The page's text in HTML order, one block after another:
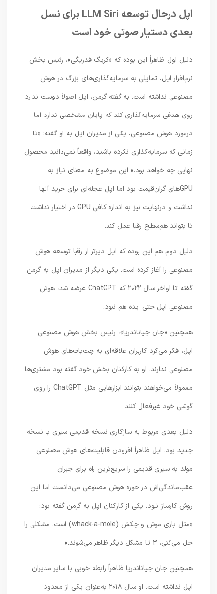
اپل درحال توسعه LLM Siri برای نسل
بعدی دستیار صوتی خود است
دلیل اول ظاهراً این بوده که «کریگ فدریگی»، رئیس بخش
نرم‌افزار اپل، تمایلی به سرمایه‌گذاری‌های بزرگ در هوش
مصنوعی نداشته است. به گفته گرمن، اپل اصولاً دوست ندارد
روی هدفی سرمایه‌گذاری کند که پایان مشخصی ندارد اما
درمورد هوش مصنوعی، یکی از مدیران اپل به او گفته: «تا
زمانی که سرمایه‌گذاری نکرده باشید، واقعاً نمی‌دانید محصول
نهایی چه خواهد بود.» این موضوع به معنای نیاز به
GPUهای گران‌قیمت بود اما اپل عجله‌ای برای خرید آنها
نداشت و درنهایت نیز به‌ اندازه کافی GPU در اختیار نداشت
تا بتواند هم‌سطح رقبا عمل کند.
دلیل دوم هم این بوده که اپل دیرتر از رقبا توسعه هوش
مصنوعی را آغاز کرده است. یکی دیگر از مدیران اپل به گرمن
گفته تا اواخر سال ۲۰۲۲ که ChatGPT عرضه شد، هوش
مصنوعی اپل حتی ایده هم نبود.
همچنین «جان جیاناندریا»، رئیس بخش هوش مصنوعی
اپل، فکر می‌کرد کاربران علاقه‌ای به چت‌بات‌های هوش
مصنوعی ندارند. او به کارکنان بخش خود گفته بود مشتری‌ها
معمولاً می‌خواهند بتوانند ابزارهایی مثل ChatGPT را روی
گوشی خود غیرفعال کنند.
دلیل بعدی مربوط به سازگاری نسخه قدیمی سیری با نسخه
جدید بود. اپل ظاهراً افزودن قابلیت‌های هوش مصنوعی
مولد به سیری قدیمی را سریع‌ترین راه برای جبران
عقب‌ماندگی‌اش در حوزه هوش مصنوعی می‌دانست اما این
روش کارساز نبود. یکی از کارکنان اپل به گرمن گفته بود:
«مثل بازی موش و چکش (whack-a-mole) است. مشکلی را
حل می‌کنی، 3 تا مشکل دیگر ظاهر می‌شوند.»
همچنین جان جیاناندریا ظاهراً رابطه خوبی با سایر مدیران
اپل نداشته است. او سال ۲۰۱۸ به‌عنوان یکی از معدود